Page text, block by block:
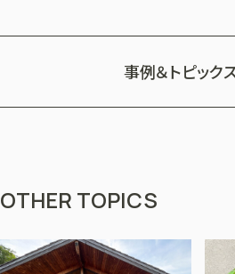
事例＆トピック
OTHER TOPICS